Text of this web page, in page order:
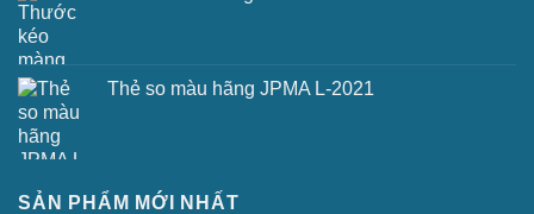
Thẻ so màu hãng JPMA L-2021
SẢN PHẨM MỚI NHẤT